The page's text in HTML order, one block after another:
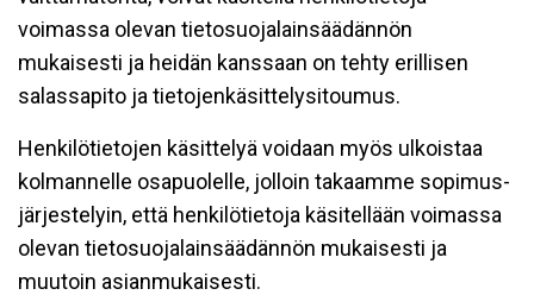
voimassa olevan tietosuojalainsäädännön
mukaisesti ja heidän kanssaan on tehty erillisen
salassapito ja tietojenkäsittelysitoumus.
Henkilötietojen käsittelyä voidaan myös ulkoistaa
kolmannelle osapuolelle, jolloin takaamme sopimus-
järjestelyin, että henkilötietoja käsitellään voimassa
olevan tietosuojalainsäädännön mukaisesti ja
muutoin asianmukaisesti.